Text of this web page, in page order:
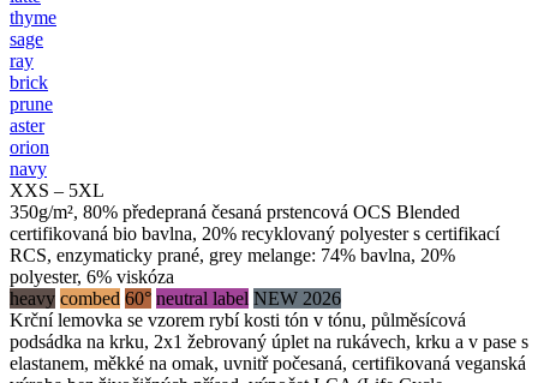
thyme
sage
ray
brick
prune
aster
orion
navy
XXS – 5XL
350g/m², 80% předepraná česaná prstencová OCS Blended
certifikovaná bio bavlna, 20% recyklovaný polyester s certifikací
RCS, enzymaticky prané, grey melange: 74% bavlna, 20%
polyester, 6% viskóza
heavy combed 60° neutral label NEW 2026
Krční lemovka se vzorem rybí kosti tón v tónu, půlměsícová
podsádka na krku, 2x1 žebrovaný úplet na rukávech, krku a v pase s
elastanem, měkké na omak, uvnitř počesaná, certifikovaná veganská